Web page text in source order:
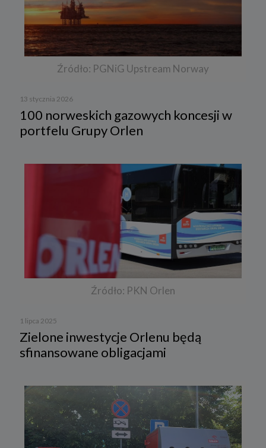
Źródło: PGNiG Upstream Norway
13 stycznia 2026
100 norweskich gazowych koncesji w
portfelu Grupy Orlen
Źródło: PKN Orlen
1 lipca 2025
Zielone inwestycje Orlenu będą
sfinansowane obligacjami